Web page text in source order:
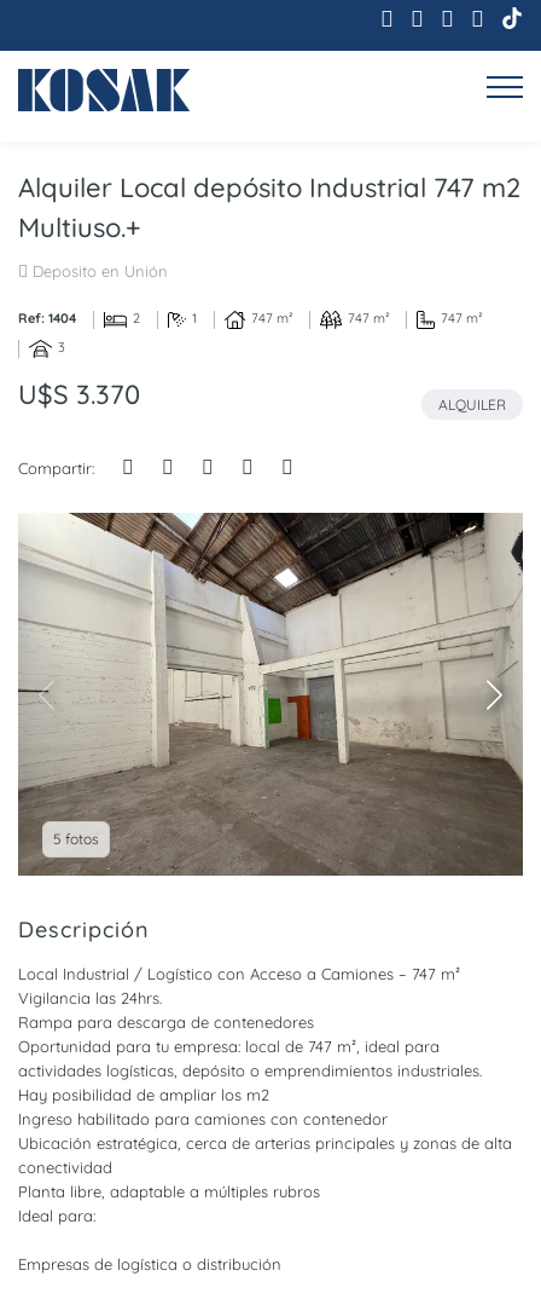
Alquiler Local depósito Industrial 747 m2
Multiuso.+
Deposito en Unión
Ref: 1404 2 1 747 m² 747 m²
747 m²
3
U$S 3.370 ALQUILER
Compartir:
5 fotos
Descripción
Local Industrial / Logístico con Acceso a Camiones – 747 m²
Vigilancia las 24hrs.
Rampa para descarga de contenedores
Oportunidad para tu empresa: local de 747 m², ideal para
actividades logísticas, depósito o emprendimientos industriales.
Hay posibilidad de ampliar los m2
Ingreso habilitado para camiones con contenedor
Ubicación estratégica, cerca de arterias principales y zonas de alta
conectividad
Planta libre, adaptable a múltiples rubros
Ideal para:
Empresas de logística o distribución